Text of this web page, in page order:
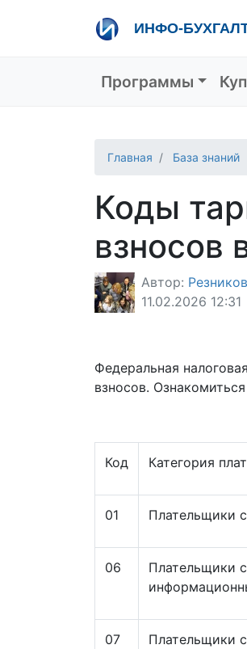
ИНФО-
Основная
Программы
Главная База знаний
Коды
взносов
Автор:
11.02.2026 12:31
Федеральная
взносов.
Код Категория
01 Плательщики
06
Плательщики
07
Плательщики